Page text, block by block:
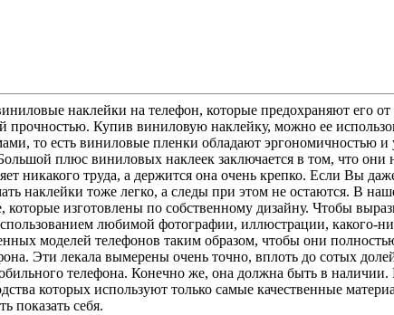
наклейки на телефон, которые предохраняют его
Купив виниловую наклейку, можно ее
то есть виниловые пленки обладают эргономичностью
плюс виниловых наклеек заключается в том, что
никакого труда, а держится она очень крепко. Если Вы
наклейки тоже легко, а следы при этом не остаются. В
изготовлены по собственному дизайну. Чтобы
любимой фотографии, иллюстрации, какого-
моделей телефонов таким образом, чтобы они
Эти лекала вымерены очень точно, вплоть до сотых
телефона. Конечно же, она должна быть в
которых используют только самые качественные
показать себя.